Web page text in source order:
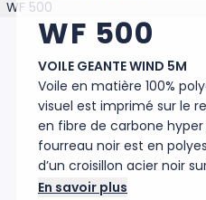
WF 500
VOILE GEANTE WIND 5M
Voile en matière 100%
visuel est imprimé sur le
en fibre de carbone
fourreau noir est en
d’un croisillon acier noir
les Giant Flags. Il est
En savoir plus